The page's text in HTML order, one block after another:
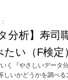
分析】寿
たい（F検定
く『やさしいデータ
いかどうかを調べ